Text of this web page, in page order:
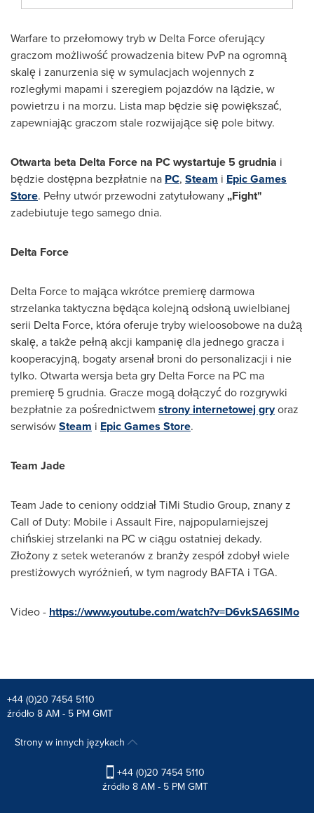
Warfare to przełomowy tryb w Delta Forceoferujący
graczom możliwość prowadzenia bitew PvP na ogromną
skalę i zanurzenia się w symulacjach wojennych z
rozległymi mapami i szeregiem pojazdów na lądzie, w
powietrzu i na morzu. Lista map będzie się powiększać,
zapewniając graczom stale rozwijające się pole bitwy.
Otwarta beta Delta Force na PC wystartuje 5 grudnia i
będzie dostępna bezpłatnie na PC, Steam i Epic Games
Store. Pełny utwór przewodni zatytułowany „Fight"
zadebiutuje tego samego dnia.
Delta Force
Delta Forceto mająca wkrótce premierę darmowa
strzelanka taktyczna będąca kolejną odsłoną uwielbianej
serii Delta Force, która oferuje tryby wieloosobowe na dużą
skalę, a także pełną akcji kampanię dla jednego gracza i
kooperacyjną, bogaty arsenał broni do personalizacji i nie
tylko. Otwarta wersja beta gry Delta Force na PC ma
premierę 5 grudnia. Gracze mogą dołączyć do rozgrywki
bezpłatnie za pośrednictwem strony internetowej gryoraz
serwisówSteam i Epic Games Store.
Team Jade
Team Jade to ceniony oddział TiMi Studio Group, znany z
Call of Duty: Mobile i Assault Fire, najpopularniejszej
chińskiej strzelanki na PC w ciągu ostatniej dekady.
Złożony z setek weteranów z branży zespół zdobył wiele
prestiżowych wyróżnień, w tym nagrody BAFTA i TGA.
Video - https://www.youtube.com/watch?v=D6vkSA6SIMo
+44 (0)20 7454 5110
źródło 8 AM - 5 PM GMT
Strony w innych językach
+44 (0)20 7454 5110
źródło 8 AM - 5 PM GMT